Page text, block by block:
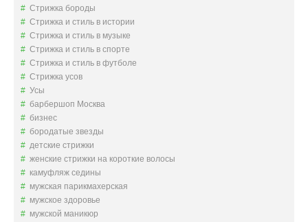
Стрижка бороды
Стрижка и стиль в истории
Стрижка и стиль в музыке
Стрижка и стиль в спорте
Стрижка и стиль в футболе
Стрижка усов
Усы
барбершоп Москва
бизнес
бородатые звезды
детские стрижки
женские стрижки на короткие волосы
камуфляж седины
мужская парикмахерская
мужское здоровье
мужской маникюр